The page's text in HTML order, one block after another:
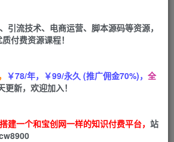
立即购买
课，学浪卖课全流程讲解（十八小课
引流技术、电商运营、脚本源码等资源，
付费资源课程！
￥78/年，￥99/永久 (推广佣金70%)， 全
更新，欢迎加入！
建一个和宝创网一样的知识付费平台， 站